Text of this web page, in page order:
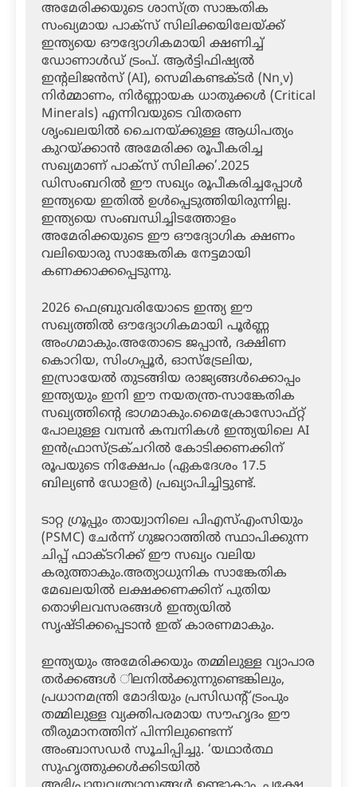
അമേരിക്കയുടെ ശാസ്ത്ര സാങ്കതിക
സംഖ്യമായ പാക്‌സ് സിലിക്കയിലേയ്ക്ക്
ഇന്ത്യയെ ഔദ്യോഗികമായി ക്ഷണിച്ച്
ഡോണാള്‍ഡ് ട്രംപ്‌. ആര്‍ട്ടിഫിഷ്യല്‍
ഇന്റലിജന്‍സ് (AI), സെമികണ്ടക്ടര്‍ (Nn¸v)
നിര്‍മ്മാണം, നിര്‍ണ്ണായക ധാതുക്കള്‍ (Critical
Minerals) എന്നിവയുടെ വിതരണ
ശൃംഖലയില്‍ ചൈനയ്ക്കുള്ള ആധിപത്യം
കുറയ്ക്കാന്‍ അമേരിക്ക രൂപീകരിച്ച
സഖ്യമാണ് പാക്‌സ് സിലിക്ക’.2025
ഡിസംബറില്‍ ഈ സഖ്യം രൂപീകരിച്ചപ്പോള്‍
ഇന്ത്യയെ ഇതില്‍ ഉള്‍പ്പെടുത്തിയിരുന്നില്ല.
ഇന്ത്യയെ സംബന്ധിച്ചിടത്തോളം
അമേരിക്കയുടെ ഈ ഔദ്യോഗിക ക്ഷണം
വലിയൊരു സാങ്കേതിക നേട്ടമായി
കണക്കാക്കപ്പെടുന്നു.
2026 ഫെബ്രുവരിയോടെ ഇന്ത്യ ഈ
സഖ്യത്തില്‍ ഔദ്യോഗികമായി പൂര്‍ണ്ണ
അംഗമാകും.അതോടെ ജപ്പാന്‍, ദക്ഷിണ
കൊറിയ, സിംഗപ്പൂര്‍, ഓസ്ട്രേലിയ,
ഇസ്രായേല്‍ തുടങ്ങിയ രാജ്യങ്ങള്‍ക്കൊപ്പം
ഇന്ത്യയും ഇനി ഈ നയതന്ത്ര-സാങ്കേതിക
സഖ്യത്തിന്റെ ഭാഗമാകും.മൈക്രോസോഫ്റ്റ്
പോലുള്ള വമ്പന്‍ കമ്പനികള്‍ ഇന്ത്യയിലെ AI
ഇന്‍ഫ്രാസ്ട്രക്ചറില്‍ കോടിക്കണക്കിന്
രൂപയുടെ നിക്ഷേപം (ഏകദേശം 17.5
ബില്യണ്‍ ഡോളര്‍) പ്രഖ്യാപിച്ചിട്ടുണ്ട്.
ടാറ്റ ഗ്രൂപ്പും തായ്വാനിലെ പിഎസ്എംസിയും
(PSMC) ചേര്‍ന്ന് ഗുജറാത്തില്‍ സ്ഥാപിക്കുന്ന
ചിപ്പ് ഫാക്ടറിക്ക് ഈ സഖ്യം വലിയ
കരുത്താകും.അത്യാധുനിക സാങ്കേതിക
മേഖലയില്‍ ലക്ഷക്കണക്കിന് പുതിയ
തൊഴിലവസരങ്ങള്‍ ഇന്ത്യയില്‍
സൃഷ്ടിക്കപ്പെടാന്‍ ഇത് കാരണമാകും.
ഇന്ത്യയും അമേരിക്കയും തമ്മിലുള്ള വ്യാപാര
തര്‍ക്കങ്ങള്‍ ിലനില്‍ക്കുന്നുണ്ടെങ്കിലും,
പ്രധാനമന്ത്രി മോദിയും പ്രസിഡന്റ് ട്രംപും
തമ്മിലുള്ള വ്യക്തിപരമായ സൗഹൃദം ഈ
തീരുമാനത്തിന് പിന്നിലുണ്ടെന്ന്
അംബാസഡര്‍ സൂചിപ്പിച്ചു. ‘യഥാര്‍ത്ഥ
സുഹൃത്തുക്കള്‍ക്കിടയില്‍